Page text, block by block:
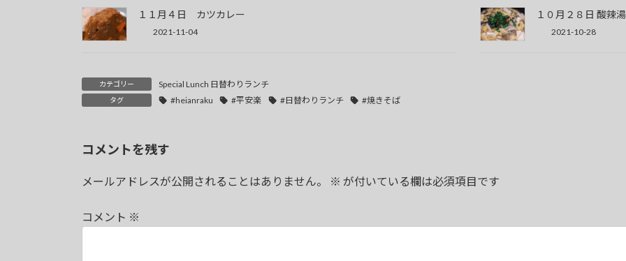
１１月４日 カツカレー
2021-11-04
１０月２８日 酸辣
2021-10-28
カテゴリー Special Lunch 日替わりランチ
タグ #heianraku #平安楽 #日替わりランチ #焼きそば
コメントを残す
メールアドレスが公開されることはありません。 ※ が付いている欄は必須項目です
コメント ※